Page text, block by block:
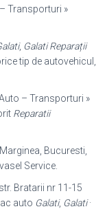
Transporturi »
, Galati Reparații
tip de autovehicul,
– Transporturi »
Reparatii
Bucuresti,
Service.
Bratarii nr 11-15
auto Galati, Galati·